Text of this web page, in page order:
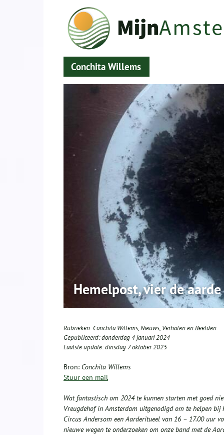
Conchita Willems
Hemelpost, vier de aarde
Rubrieken:Conchita Willems,Nieuws, Verhalen en Beelden
Gepubliceerd:donderdag 4 januari 2024
Laatste update:dinsdag 7 oktober 2025
Bron: Conchita Willems
Stuur een mail
Wat fantastisch om 2024 te kunnen starten met goed
Vreugdehof in Amsterdam uitgenodigd om te helpen
Circus Andersom een Aarderitueel van 16 – 17.00 uur
nieuwe wegen te onderzoeken om onze band met de